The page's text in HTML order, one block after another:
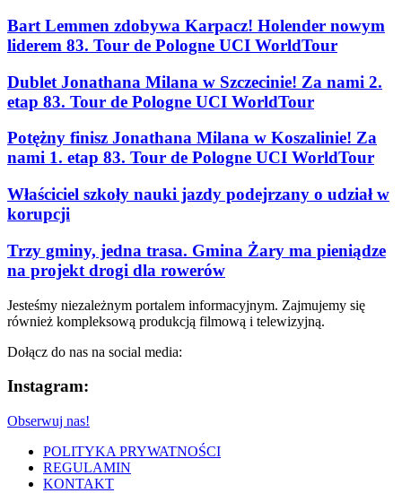
Bart Lemmen zdobywa Karpacz! Holender nowym
liderem 83. Tour de Pologne UCI WorldTour
Dublet Jonathana Milana w Szczecinie! Za nami 2.
etap 83. Tour de Pologne UCI WorldTour
Potężny finisz Jonathana Milana w Koszalinie! Za
nami 1. etap 83. Tour de Pologne UCI WorldTour
Właściciel szkoły nauki jazdy podejrzany o udział w
korupcji
Trzy gminy, jedna trasa. Gmina Żary ma pieniądze
na projekt drogi dla rowerów
Jesteśmy niezależnym portalem informacyjnym. Zajmujemy się
również kompleksową produkcją filmową i telewizyjną.
Dołącz do nas na social media:
Instagram:
Obserwuj nas!
POLITYKA PRYWATNOŚCI
REGULAMIN
KONTAKT